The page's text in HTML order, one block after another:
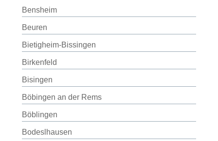
Bensheim
Beuren
Bietigheim-Bissingen
Birkenfeld
Bisingen
Böbingen an der Rems
Böblingen
Bodeslhausen